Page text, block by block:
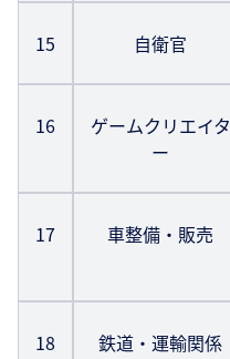
15 自衛官
16
ゲームクリエイタ
ー
17 車整備・販売
18 鉄道・運輸関係